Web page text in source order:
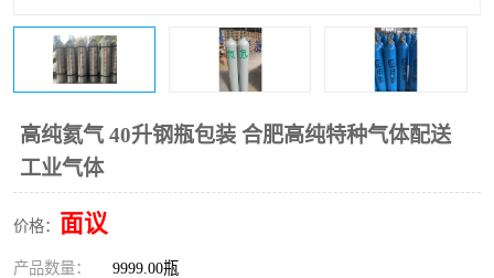
高纯氦气 40升钢瓶包装 合肥高纯特种气体配送
工业气体
价格： 面议
产品数量： 9999.00瓶